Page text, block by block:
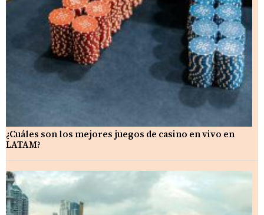
¿Cuáles son los mejores juegos de casino en vivo en
LATAM?